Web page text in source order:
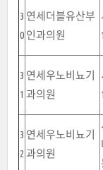
3
0
연세더블유산부
인과의원
3
1
연세우노비뇨기
과의원
3
2
연세우노비뇨기
과의원